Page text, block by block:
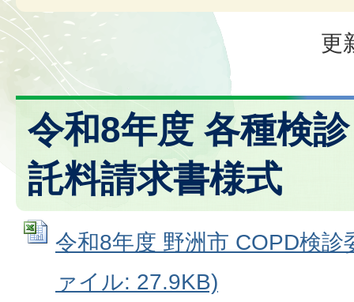
更
令和8年度 各種検
託料請求書様式
令和8年度 野洲市 COPD検診
ァイル: 27.9KB)